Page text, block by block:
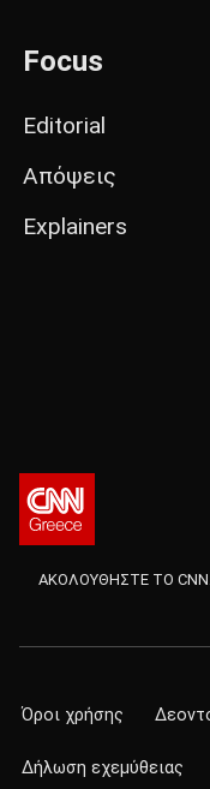
Focus
Editorial
Απόψεις
Explainers
ΑΚΟΛΟΥΘΗΣΤΕ ΤΟ
Όροι χρήσης
Δήλωση εχεμύθειας